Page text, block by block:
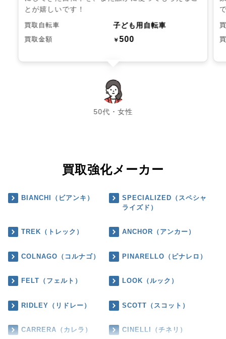
とが嬉しいです！
買取自転車 子ども用自転車
買取金額 ￥500
50代・女性
chevron_left chevron_right
買取強化メーカー
BIANCHI（ビアンキ）
SPECIALIZED（スペシャ
ライズド）
TREK（トレック） ANCHOR（アンカー）
COLNAGO（コルナゴ） PINARELLO（ピナレロ）
FELT（フェルト） LOOK（ルック）
RIDLEY（リドレー） SCOTT（スコット）
CARRERA（カレラ） CINELLI（チネリ）